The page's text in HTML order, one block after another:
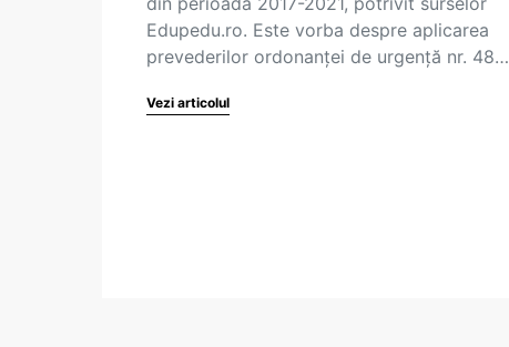
Edupedu.ro. Este vorba despre aplicarea
prevederilor ordonanței de urgență nr. 48…
Vezi articolul